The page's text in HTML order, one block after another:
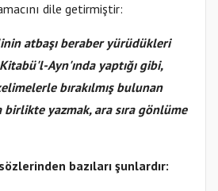
dile getirmiştir:
atbaşı beraber yürüdükleri
Ayn'ında yaptığı gibi,
bırakılmış bulunan
yazmak, ara sıra gönlüme
bazıları şunlardır: